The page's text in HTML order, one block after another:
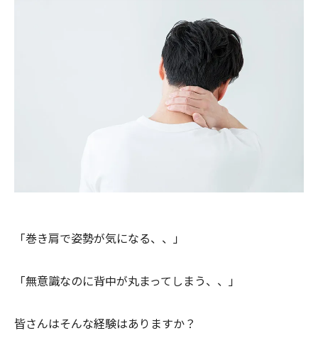
「巻き肩で姿勢が気になる、、」
「無意識なのに背中が丸まってしまう、、」
皆さんはそんな経験はありますか？